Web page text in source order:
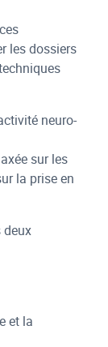
les dossiers
neuro-
sur les
la prise en
deux
et la